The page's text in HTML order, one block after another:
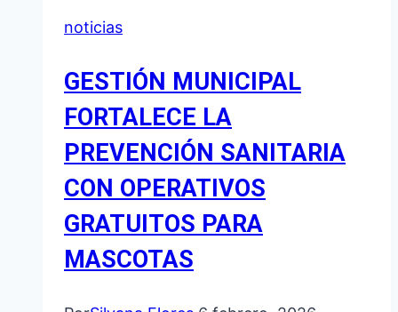
noticias
GESTIÓN MUNICIPAL
FORTALECE LA
PREVENCIÓN SANITARIA
CON OPERATIVOS
GRATUITOS PARA
MASCOTAS